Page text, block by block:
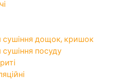
сушіння дощок, кришок
посуду